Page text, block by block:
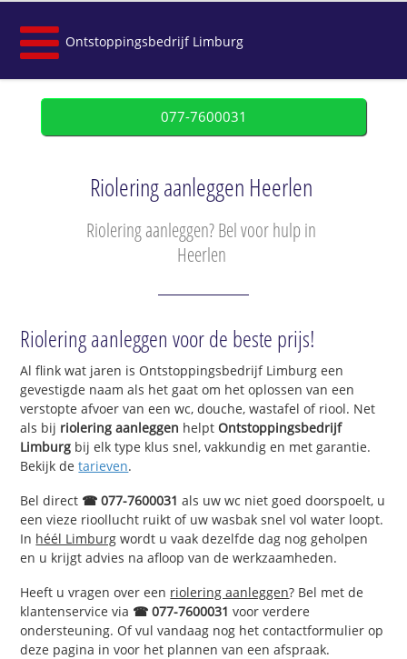
Ontstoppingsbedrijf Limburg
077-7600031
Riolering aanleggen Heerlen
Riolering aanleggen? Bel voor hulp in
Heerlen
Riolering aanleggen voor de beste prijs!
Al flink wat jaren is Ontstoppingsbedrijf Limburg een
gevestigde naam als het gaat om het oplossen van een
verstopte afvoer van een wc, douche, wastafel of riool. Net
als bij riolering aanleggen helptOntstoppingsbedrijf
Limburg bij elk type klus snel, vakkundig en met garantie.
Bekijk detarieven.
Bel direct ☎ 077-7600031 als uw wc niet goed doorspoelt, u
een vieze rioollucht ruikt of uw wasbak snel vol water loopt.
In héél Limburg wordt u vaak dezelfde dag nog geholpen
en u krijgt advies na afloop van de werkzaamheden.
Heeft u vragen over een riolering aanleggen? Bel met de
klantenservice via ☎ 077-7600031 voor verdere
ondersteuning. Of vul vandaag nog het contactformulier op
deze pagina in voor het plannen van een afspraak.